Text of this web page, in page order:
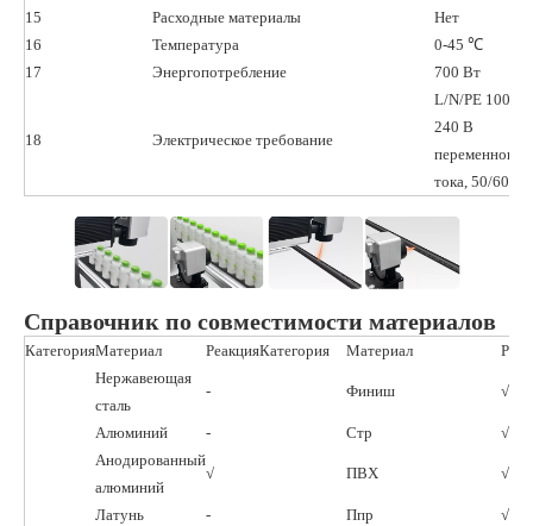
15
Расходные материалы
Нет
16
Температура
0-45 ℃
17
Энергопотребление 700 Вт
18 Электрическое требование
L/N/PE 100 -
240 В
переменного
тока, 50/60 Гц
Справочник по совместимости материалов
КатегорияМатериал РеакцияКатегория Материал
Нержавеющая
сталь
- Финиш √
Алюминий - Стр
√
Анодированный
алюминий
√ ПВХ √√
Латунь - Ппр
√